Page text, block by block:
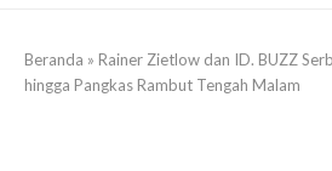
Beranda » Rainer Zietlow dan ID. BUZZ
hingga Pangkas Rambut Tengah Malam